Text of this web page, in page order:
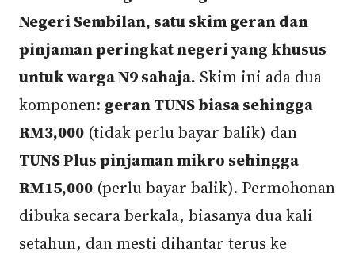
Negeri Sembilan, satu skim geran dan
pinjaman peringkat negeri yang khusus
untuk warga N9 sahaja. Skim ini ada dua
komponen: geran TUNS biasa sehingga
RM3,000 (tidak perlu bayar balik) dan
TUNS Plus pinjaman mikro sehingga
RM15,000 (perlu bayar balik). Permohonan
dibuka secara berkala, biasanya dua kali
setahun, dan mesti dihantar terus ke